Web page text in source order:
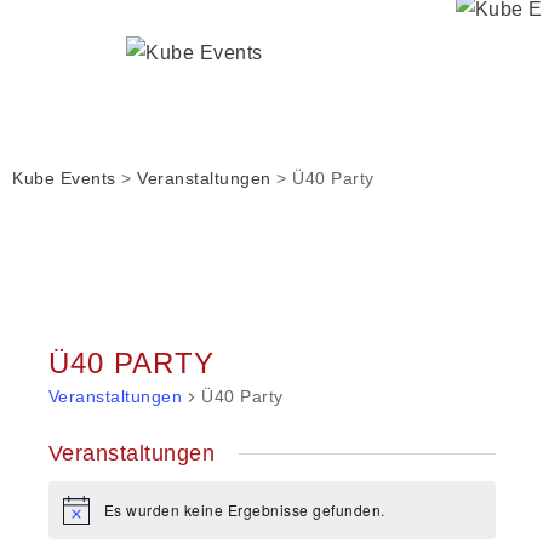
Kube Events > Veranstaltungen > Ü40 Party
Ü40 PARTY
Veranstaltungen Ü40 Party
Veranstaltungen
HinweisEs wurden keine Ergebnisse gefunden.